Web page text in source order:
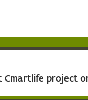
Cmartlife project